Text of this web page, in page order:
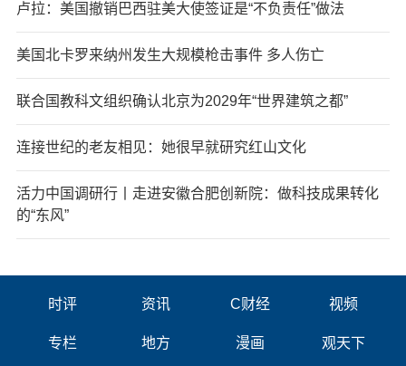
卢拉：美国撤销巴西驻美大使签证是“不负责任”做法
美国北卡罗来纳州发生大规模枪击事件 多人伤亡
联合国教科文组织确认北京为2029年“世界建筑之都”
连接世纪的老友相见：她很早就研究红山文化
活力中国调研行丨走进安徽合肥创新院：做科技成果转化
的“东风”
时评 资讯 C财经 视频
专栏 地方 漫画 观天下